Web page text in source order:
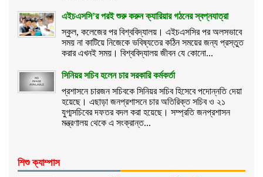
এইচএসসি’র পরই শুরু করুন ক্যারিয়ার গঠনের স্বপ্নযাত্রা
স্কুল, কলেজের পর বিশ্ববিদ্যালয়। এইচএসসির পর অলসভাবে
সময় না কাটিয়ে নিজেকে ভবিষ্যতের কঠিন সময়ের জন্য প্রস্তুত
করার এখনই সময়। বিশ্ববিদ্যালয় জীবন যে কোনো...
সিনিয়র সচিব হলেন চার সরকারি কর্মকর্তা
প্রশাসনে চারজন সচিবকে সিনিয়র সচিব হিসেবে পদোন্নতি দেয়া
হয়েছে। এছাড়া জনপ্রশাসনে চার অতিরিক্ত সচিব ও ২১
যুগ্মসচিবের দফতর বদল করা হয়েছে। সম্প্রতি জনপ্রশাসন
মন্ত্রণালয় থেকে এ সংক্রান্ত...
শিশু ক্যাম্পাস